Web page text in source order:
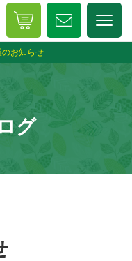
お知らせ
グ